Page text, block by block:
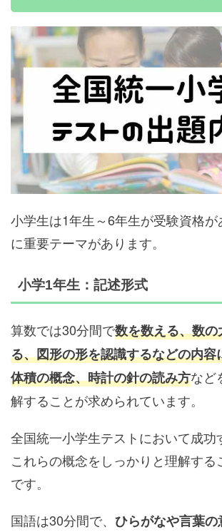
小学生は1年生～6年生が受験資格
に重要テーマがあります。
小学1年生：記述形式
算数では30分間で数を数える、数
る、図形の形を認識するなどの内容
体積の概念、時計の針の読み方など
解することが求められています。
全国統一小学生テストにおいて成功
これらの概念をしっかりと理解する
です。
国語は30分間で、 ひらがなや言葉